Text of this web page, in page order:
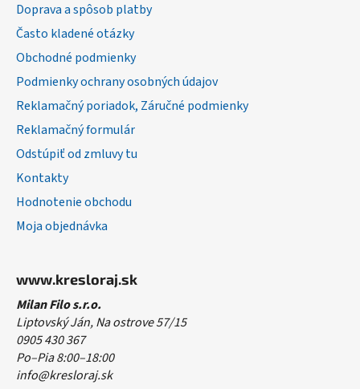
Doprava a spôsob platby
Často kladené otázky
Obchodné podmienky
Podmienky ochrany osobných údajov
Reklamačný poriadok, Záručné podmienky
Reklamačný formulár
Odstúpiť od zmluvy tu
Kontakty
Hodnotenie obchodu
Moja objednávka
www.kresloraj.sk
Milan Filo s.r.o.
Liptovský Ján, Na ostrove 57/15
0905 430 367
Po–Pia 8:00–18:00
info@kresloraj.sk